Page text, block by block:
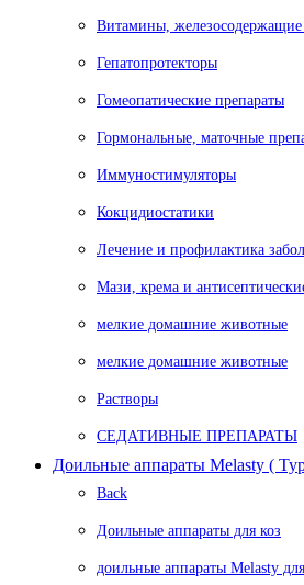
Витамины, железосодержащие
Гепатопротекторы
Гомеопатические препараты
Гормональные, маточные
Иммуностимуляторы
Кокцидиостатики
Лечение и профилактика
Мази, крема и
мелкие домашние животные
мелкие домашние животные
Растворы
СЕДАТИВНЫЕ ПРЕПАРАТЫ
Доильные аппараты Melasty (
Back
Доильные аппараты для коз
доильные аппараты Melasty